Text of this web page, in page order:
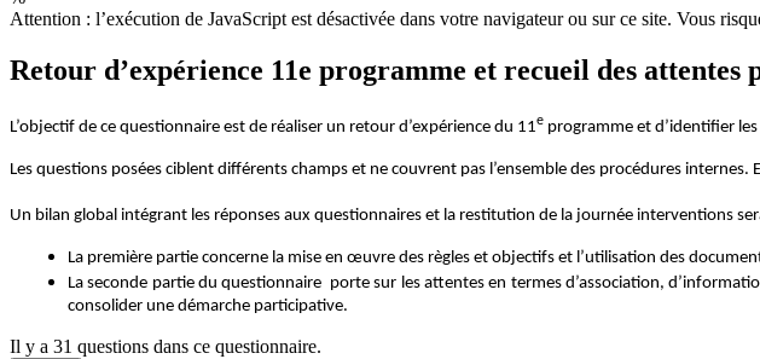
Attention : l’exécution de JavaScript est désactivée dans votre navigateur ou sur ce site. Vous
Retour d’expérience 11e programme et recueil des
L’objectif de ce questionnaire est de réaliser un retour d’expérience du 11e programme et d’identifier
Les questions posées ciblent différents champs et ne couvrent pas l’ensemble des procédures
Un bilan global intégrant les réponses aux questionnaires et la restitution de la journée interventions
La première partie concerne la mise en œuvre des règles et objectifs et l’utilisation des
La seconde partie du questionnaire porte sur les attentes en termes d’association,
consolider une démarche participative.
Il y a 31 questions dans ce questionnaire.